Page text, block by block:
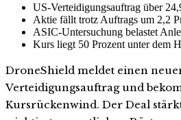
US-Verteidigungsauftrag über
Aktie fällt trotz Auftrags um 2,2
ASIC-Untersuchung belastet
Kurs liegt 50 Prozent unter dem
DroneShield meldet einen
Verteidigungsauftrag und
Kursrückenwind. Der Deal